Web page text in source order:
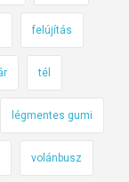
felújítás
tél
légmentes gumi
volánbusz